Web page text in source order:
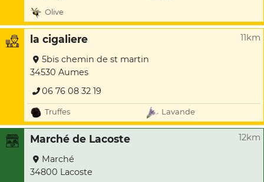
Olive
la cigaliere 11km
5bis chemin de st martin
34530 Aumes
06 76 08 32 19
Truffes Lavande
Marché de Lacoste 12km
Marché
34800 Lacoste